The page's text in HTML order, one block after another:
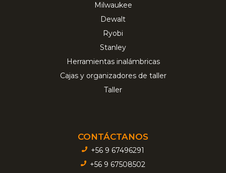
Milwaukee
Dewalt
Ryobi
Stanley
Herramientas inalámbricas
Cajas y organizadores de taller
Taller
CONTÁCTANOS
+56 9 67496291
+56 9 67508502